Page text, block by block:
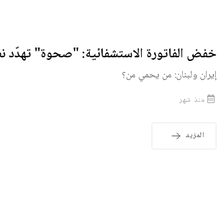
خفض الفاتورة الاستشفائية: "صحوة" تهدّد
إيران ولبنان: من يحمي من؟
منذ شهر
المزيد